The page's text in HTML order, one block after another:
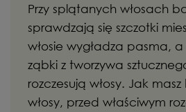
Przy splątanych włosach
sprawdzają się szczotki
włosie wygładza pasma,
ząbki z tworzywa
rozczesują włosy. Jak
włosy, przed właściwym